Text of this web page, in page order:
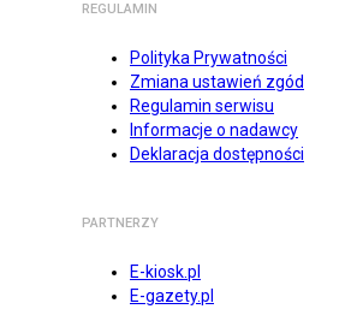
REGULAMIN
Polityka Prywatności
Zmiana ustawień zgód
Regulamin serwisu
Informacje o nadawcy
Deklaracja dostępności
PARTNERZY
E-kiosk.pl
E-gazety.pl